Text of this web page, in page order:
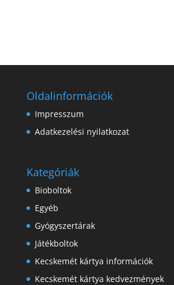
Oldalinformációk
Impresszum
Adatkezelési nyilatkozat
Kategóriák
Bioboltok
Egyéb
Gyógyszertárak
Játékboltok
Kecskemét kártya információk
Kecskemét kártya kedvezmények